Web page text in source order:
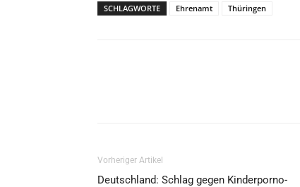
SCHLAGWORTE Ehrenamt Thüringen
Vorheriger Artikel
Deutschland: Schlag gegen Kinderporno-